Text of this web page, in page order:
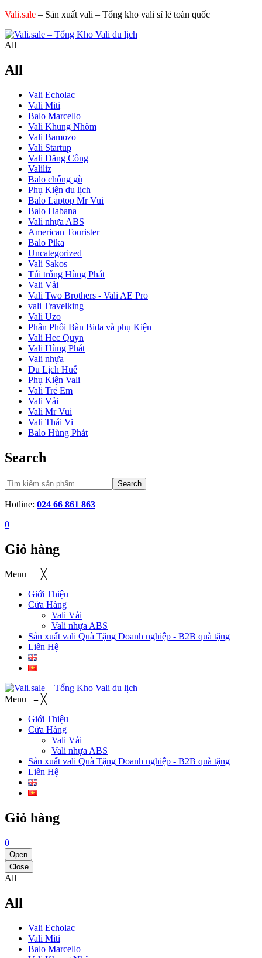
Vali.sale – Sản xuất vali – Tổng kho vali sỉ lẻ toàn quốc
All
All
Vali Echolac
Vali Miti
Balo Marcello
Vali Khung Nhôm
Vali Bamozo
Vali Startup
Vali Đăng Công
Valiliz
Balo chống gù
Phụ Kiện du lịch
Balo Laptop Mr Vui
Balo Habana
Vali nhựa ABS
American Tourister
Balo Pika
Uncategorized
Vali Sakos
Túi trống Hùng Phát
Vali Vải
Vali Two Brothers - Vali AE Pro
vali Travelking
Vali Uzo
Phân Phối Bàn Bida và phụ Kiện
Vali Hec Quyn
Vali Hùng Phát
Vali nhựa
Du Lịch Huế
Phụ Kiện Vali
Vali Trẻ Em
Vali Vải
Vali Mr Vui
Vali Thái Vi
Balo Hùng Phát
Search
Search
Hotline: 024 66 861 863
0
Giỏ hàng
Menu ≡ ╳
Giới Thiệu
Cửa Hàng
Vali Vải
Vali nhựa ABS
Sản xuất vali Quà Tặng Doanh nghiệp - B2B quà tặng
Liên Hệ
Menu ≡ ╳
Giới Thiệu
Cửa Hàng
Vali Vải
Vali nhựa ABS
Sản xuất vali Quà Tặng Doanh nghiệp - B2B quà tặng
Liên Hệ
Giỏ hàng
0
Open
Close
All
All
Vali Echolac
Vali Miti
Balo Marcello